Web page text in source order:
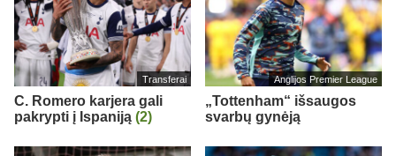
Transferai
C. Romero karjera gali
pakrypti į Ispaniją (2)
Anglijos Premier League
„Tottenham“ išsaugos
svarbų gynėją